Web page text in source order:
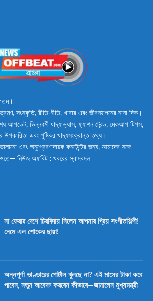
সংস্কৃতি, রীতি-নীতি, খাবার এবং জীবনযাপনের নানা দিক।
আপডেট, ভিন্নধর্মী খাদ্যাভ্যাস, ফ্যাশন ট্রেন্ড, মেকআপ টিপস,
উপকারিতা এবং পুষ্টিকর খাদ্যসংক্রান্ত তথ্য।
এবং অনুপ্রেরণাদায়ক কনটেন্টের জন্য, আমাদের সঙ্গে
নিউজ অফবিট : খবরের স্বাদবদল
না ফেরার দেশে চিরবিদায় নিলেন আপনার প্রিয় সংগীতশিল্পী!
নেমে এল শোকের ছায়া!
অন্নপূর্ণা ভাণ্ডারের পোর্টাল খুলছে না? এই মাসের টাকা কবে
পাবেন, নতুন আবেদন করবেন কীভাবে—জানালেন মুখ্যমন্ত্রী